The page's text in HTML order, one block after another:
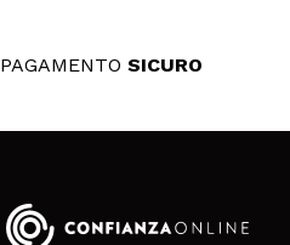
PAGAMENTO SICURO